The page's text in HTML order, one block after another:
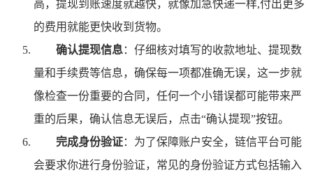
高，提现到账速度就越快，就像加急快递一样,付出更多
的费用就能更快收到货物。
确认提现信息：仔细核对填写的收款地址、提现数
量和手续费等信息，确保每一项都准确无误，这一步就
像检查一份重要的合同，任何一个小错误都可能带来严
重的后果，确认信息无误后，点击“确认提现”按钮。
完成身份验证：为了保障账户安全，链信平台可能
会要求你进行身份验证，常见的身份验证方式包括输入